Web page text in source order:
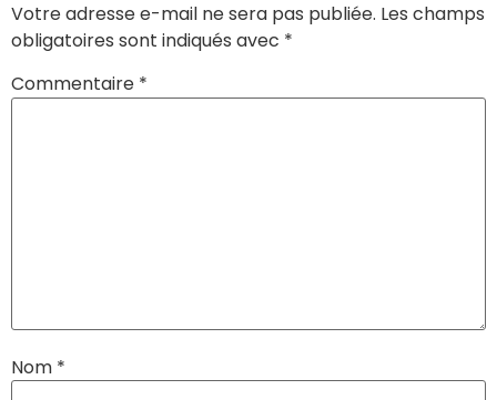
Votre adresse e-mail ne sera pas publiée. Les champs
obligatoires sont indiqués avec *
Commentaire *
Nom *